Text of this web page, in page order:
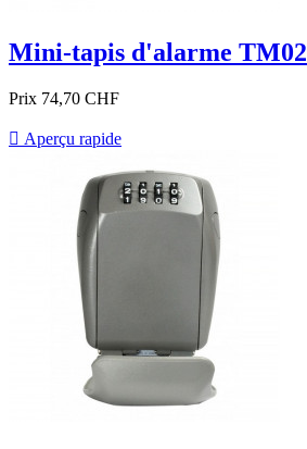
Mini-tapis d'alarme TM02
Prix 74,70 CHF
 Aperçu rapide